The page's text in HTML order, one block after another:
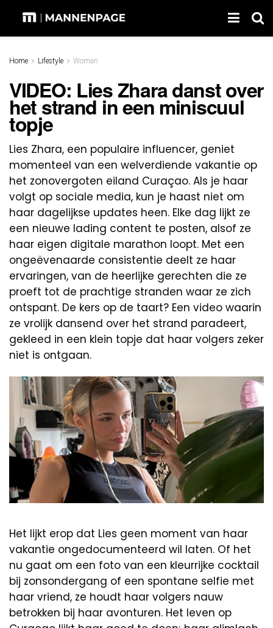
Home Lifestyle Woman
VIDEO: Lies Zhara danst over
het strand in een miniscuul
topje
Lies Zhara, een populaire influencer, geniet
momenteel van een welverdiende vakantie op
het zonovergoten eiland Curaçao. Als je haar
volgt op sociale media, kun je haast niet om
haar dagelijkse updates heen. Elke dag lijkt ze
een nieuwe lading content te posten, alsof ze
haar eigen digitale marathon loopt. Met een
ongeëvenaarde consistentie deelt ze haar
ervaringen, van de heerlijke gerechten die ze
proeft tot de prachtige stranden waar ze zich
ontspant. De kers op de taart? Een video waarin
ze vrolijk dansend over het strand paradeert,
gekleed in een klein topje dat haar volgers zeker
niet is ontgaan.
Het lijkt erop dat Lies geen moment van haar
vakantie ongedocumenteerd wil laten. Of het
nu gaat om een foto van een kleurrijke cocktail
bij zonsondergang of een spontane selfie met
haar vriend, ze houdt haar volgers nauw
betrokken bij haar avonturen. Het leven op